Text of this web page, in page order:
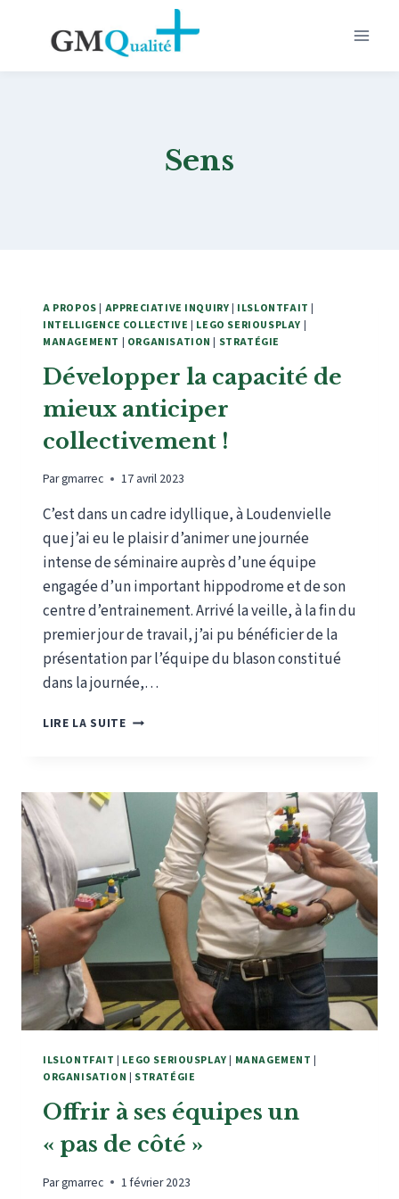
Sens
A PROPOS | APPRECIATIVE INQUIRY | ILSLONTFAIT |
INTELLIGENCE COLLECTIVE | LEGO SERIOUSPLAY |
MANAGEMENT | ORGANISATION | STRATÉGIE
Développer la capacité de
mieux anticiper
collectivement !
Pargmarrec 17 avril 2023
C’est dans un cadre idyllique, à Loudenvielle
que j’ai eu le plaisir d’animer une journée
intense de séminaire auprès d’une équipe
engagée d’un important hippodrome et de son
centre d’entrainement. Arrivé la veille, à la fin du
premier jour de travail, j’ai pu bénéficier de la
présentation par l’équipe du blason constitué
dans la journée,…
LIRE LA SUITEDÉVELOPPER
MIEUX
ANTICIPER
COLLECTIVEMENT
ILSLONTFAIT | LEGO SERIOUSPLAY | MANAGEMENT |
ORGANISATION | STRATÉGIE
Offrir à ses équipes un
« pas de côté »
Pargmarrec 1 février 2023